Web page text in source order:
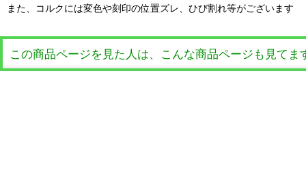
また、コルクには変色や刻印の位置ズレ、ひび割れ等がございます
この商品ページを見た人は、こんな商品ページも見てま